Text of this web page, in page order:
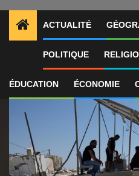
ACTUALITÉ
POLITIQUE
ÉDUCATION ÉCONOMIE
ALERTES INFO 1